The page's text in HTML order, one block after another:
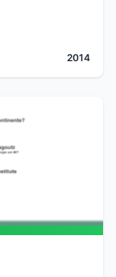
2014